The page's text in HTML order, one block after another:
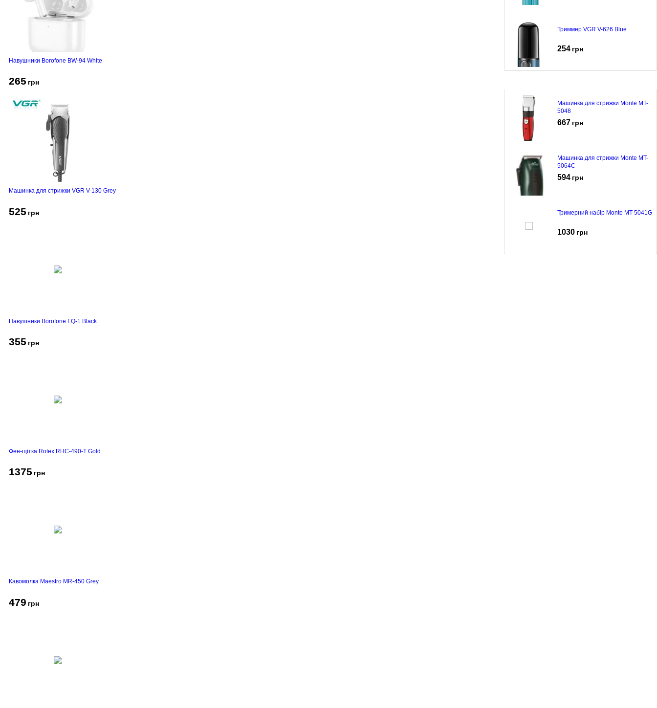
Триммер VGR V-626 Blue
254 грн
Машинка для стрижки Monte MT-
5048
667 грн
Машинка для стрижки Monte MT-
5064C
594 грн
Тримерний набір Monte MT-5041G
1030 грн
Навушники Borofone BW-94 White
265 грн
Машинка для стрижки VGR V-130 Grey
525 грн
Навушники Borofone FQ-1 Black
355 грн
Фен-щітка Rotex RHC-490-T Gold
1375 грн
Кавомолка Maestro MR-450 Grey
479 грн